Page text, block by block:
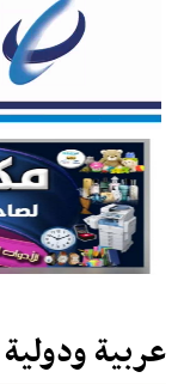
عربية ودولية